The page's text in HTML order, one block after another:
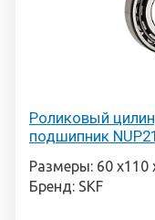
Роликовый
подшипник
Размеры: 60 х110
Бренд: SKF